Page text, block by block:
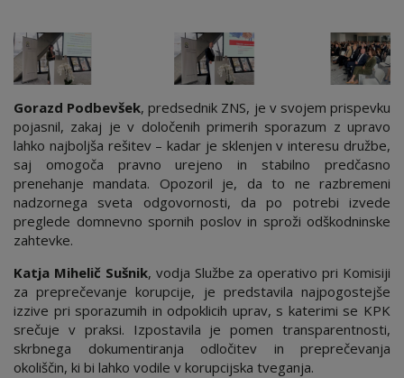
Gorazd Podbevšek, predsednik ZNS, je v svojem prispevku
pojasnil, zakaj je v določenih primerih sporazum z upravo
lahko najboljša rešitev – kadar je sklenjen v interesu družbe,
saj omogoča pravno urejeno in stabilno predčasno
prenehanje mandata. Opozoril je, da to ne razbremeni
nadzornega sveta odgovornosti, da po potrebi izvede
preglede domnevno spornih poslov in sproži odškodninske
zahtevke.
Katja Mihelič Sušnik, vodja Službe za operativo pri Komisiji
za preprečevanje korupcije, je predstavila najpogostejše
izzive pri sporazumih in odpoklicih uprav, s katerimi se KPK
srečuje v praksi. Izpostavila je pomen transparentnosti,
skrbnega dokumentiranja odločitev in preprečevanja
okoliščin, ki bi lahko vodile v korupcijska tveganja.